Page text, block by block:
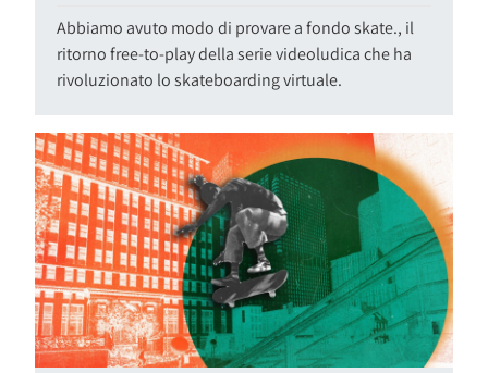
Abbiamo avuto modo di provare a fondo skate., il
ritorno free-to-play della serie videoludica che ha
rivoluzionato lo skateboarding virtuale.